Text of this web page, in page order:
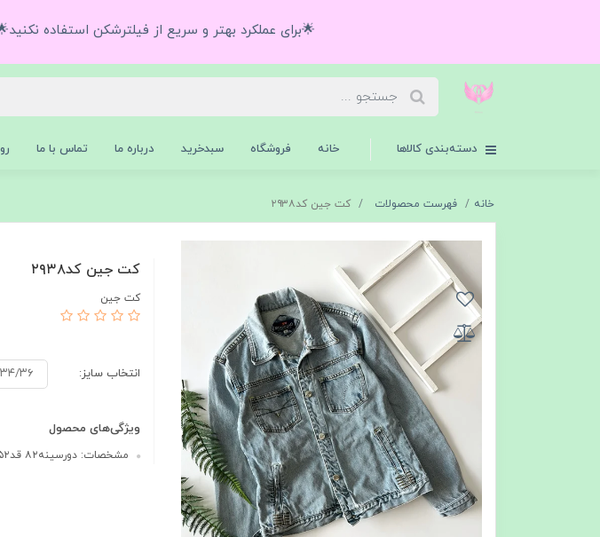
🌟برای عملکرد بهتر و سریع از فیلترشکن استفاده
دسته‌بندی کالاها خانه فروشگاه سبدخرید درباره ما تماس با ما
خانه فهرست محصولات کت جین کد۲۹۳۸
کت جین کد۲۹۳۸
کت جین
انتخاب سایز: ۳۴/۳۶
ویژگی‌های محصول
مشخصات: دورسینه۸۲ قد۵۲